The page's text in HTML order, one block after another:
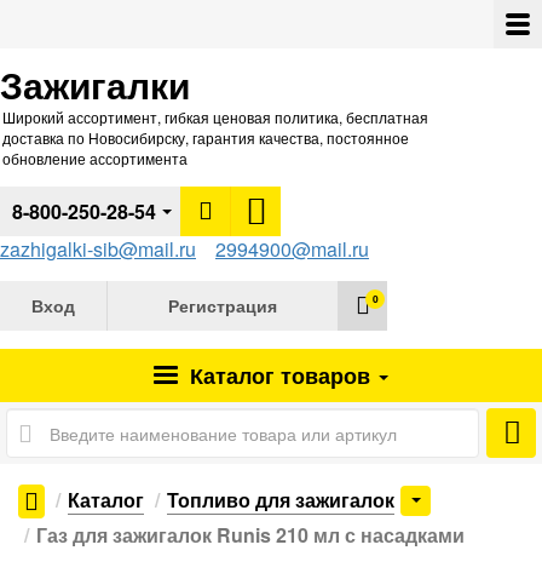
Зажигалки
Широкий ассортимент, гибкая ценовая политика, бесплатная
доставка по Новосибирску, гарантия качества, постоянное
обновление ассортимента
8-800-250-28-54
zazhigalki-sib@mail.ru
2994900@mail.ru
Вход Регистрация 0
Каталог товаров
Каталог
Топливо для зажигалок
Газ для зажигалок Runis 210 мл с насадками